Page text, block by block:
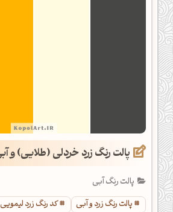
پالت رنگ زرد خردلی (طلایی) و
پالت رنگ آبی
پالت رنگ زرد و آبی
کد رنگ زرد لیمویی